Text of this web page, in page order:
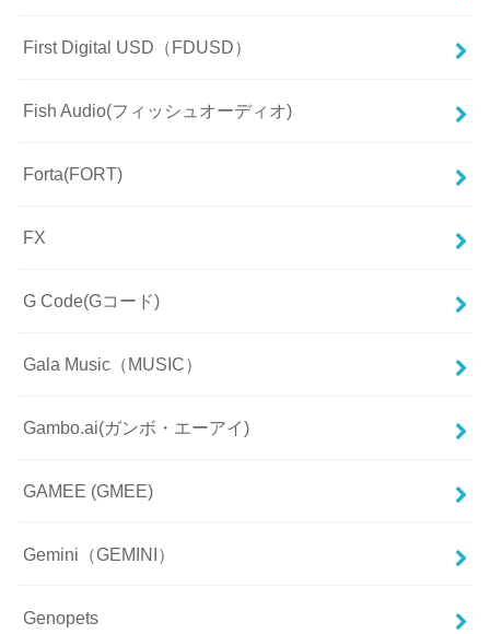
First Digital USD（FDUSD）
Fish Audio(フィッシュオーディオ)
Forta(FORT)
FX
G Code(Gコード)
Gala Music（MUSIC）
Gambo.ai(ガンボ・エーアイ)
GAMEE (GMEE)
Gemini（GEMINI）
Genopets